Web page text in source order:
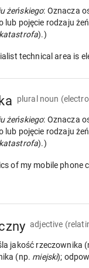
żeńskiego: Oznacza
lub pojęcie rodzaju
).)
technical area is
plural noun
żeńskiego: Oznacza
lub pojęcie rodzaju
).)
of my mobile phone
adjective
jakość rzeczownika
(np. miejski);